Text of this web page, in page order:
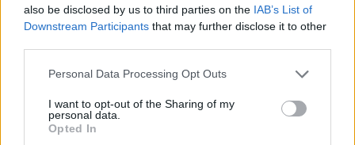
also be disclosed by us to third parties on the IAB’s List of
Downstream Participants that may further disclose it to other
Please note that this website/app uses one or more Google
not limited to your visit or usage behaviour. You may click to
grant or deny consent to Google and its third-party tags to
use your data for below specified purposes in below Google
Personal Data Processing Opt Outs
I want to opt-out of the Sharing of my
personal data.
Opted In
Hozzászólások
Far Cry 5: Hours of Darkness
teszt - zöld pokol